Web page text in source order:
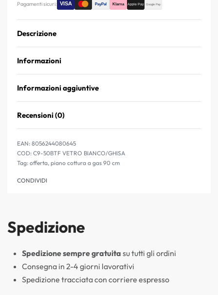
Pagamenti sicuri:
Descrizione
Informazioni
Informazioni aggiuntive
Recensioni (0)
EAN: 8056244080645
C9-50BTF VETRO BIANCO/GHISA
Tag: offerta, piano cottura a gas 90 cm
CONDIVIDI
Spedizione
Spedizione sempre gratuita su tutti gli ordini
Consegna in 2-4 giorni lavorativi
Spedizione tracciata con corriere espresso